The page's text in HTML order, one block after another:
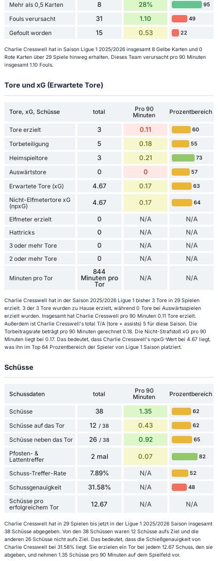
Mehr als 0,5 Karten 8 28% 95
Fouls verursacht 31 1.10 49
Gefoult worden 15 0.53 22
Charlie Cresswell hat in Saison Ligue 1 2025/2026 insgesamt 8 Gelbe Karten und 0
Rote Karten über 29 Spiele hinweg erhalten. Dieses Team verursacht pro 90 Minuten
insgesamt 1.10 Fouls.
Tore und xG (Erwartete Tore)
Tore, xG, Schüsse total
Pro 90
Minuten
Prozentbereich
Tore erzielt 3 0.11 60
Torbeteiligung 5 0.18 55
Heimspieltore 3 0.21 73
Auswärtstore 0 0 57
Erwartete Tore (xG) 4.67 0.17 63
Nicht-Elfmetertore xG
(npxG)
4.67 0.17 64
Elfmeter erzielt 0 N/A N/A
Hattricks 0 N/A N/A
3 oder mehr Tore 0 N/A N/A
2 oder mehr Tore 0 N/A N/A
Minuten pro Tor
844
Minuten pro
Tor
N/A N/A
Charlie Cresswell hat in der Saison 2025/2026 Ligue 1 bisher 3 Tore in 29 Spielen
erzielt. 3 der 3 Tore wurden zu Hause erzielt, während 0 Tore bei Auswärtsspielen
erzielt wurden. Insgesamt hat Charlie Cresswell pro 90 Minuten 0.11 Tore erzielt.
Außerdem ist Charlie Cresswell's total T/A (tore + assists) 5 für diese Saison. Die
Torbeitragsrate beträgt pro 90 Minuten gerechnet 0.18. Die Nicht-Strafstoß xG pro 90
Minuten liegt bei 0.17. Das bedeutet, dass Charlie Cresswell's npxG-Wert bei 4.67 liegt,
was ihn im Top 64 Prozentbereich der Spieler von Ligue 1 Saison platziert.
Schüsse
Schussdaten total
Pro 90
Minuten
Prozentbereich
Schüsse 38 1.35 62
Schüsse auf das Tor 12 / 38 0.43 62
Schüsse neben das Tor 26 / 38 0.92 65
Pfosten- &
Lattentreffer
2 mal 0.07 82
Schuss-Treffer-Rate 7.89% N/A 52
Schussgenauigkeit 31.58% N/A 48
Schüsse pro
erfolgreichem Tor
12.67 N/A N/A
Charlie Cresswell hat in 29 Spielen bis jetzt in der Ligue 1 2025/2026 Saison insgesamt
38 Schüsse abgegeben. Von den 38 Schüssen waren 12 Schüsse aufs Ziel und die
anderen 26 Schüsse nicht aufs Ziel. Das bedeutet, dass die Schießgenauigkeit von
Charlie Cresswell bei 31.58% liegt. Sie erzielen ein Tor bei jedem 12.67 Schuss, den sie
abgeben, und nehmen 1.35 Schüsse pro 90 Minuten auf dem Spielfeld vor.